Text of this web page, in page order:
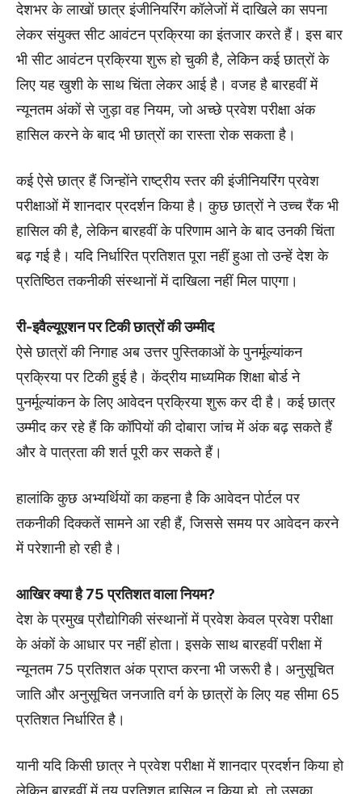
देशभर के लाखों छात्र इंजीनियरिंग कॉलेजों में दाखिले का सपना
लेकर संयुक्त सीट आवंटन प्रक्रिया का इंतजार करते हैं। इस बार
भी सीट आवंटन प्रक्रिया शुरू हो चुकी है, लेकिन कई छात्रों के
लिए यह खुशी के साथ चिंता लेकर आई है। वजह है बारहवीं में
न्यूनतम अंकों से जुड़ा वह नियम, जो अच्छे प्रवेश परीक्षा अंक
हासिल करने के बाद भी छात्रों का रास्ता रोक सकता है।
कई ऐसे छात्र हैं जिन्होंने राष्ट्रीय स्तर की इंजीनियरिंग प्रवेश
परीक्षाओं में शानदार प्रदर्शन किया है। कुछ छात्रों ने उच्च रैंक भी
हासिल की है, लेकिन बारहवीं के परिणाम आने के बाद उनकी चिंता
बढ़ गई है। यदि निर्धारित प्रतिशत पूरा नहीं हुआ तो उन्हें देश के
प्रतिष्ठित तकनीकी संस्थानों में दाखिला नहीं मिल पाएगा।
री-इवैल्यूएशन पर टिकी छात्रों की उम्मीद
ऐसे छात्रों की निगाह अब उत्तर पुस्तिकाओं के पुनर्मूल्यांकन
प्रक्रिया पर टिकी हुई है। केंद्रीय माध्यमिक शिक्षा बोर्ड ने
पुनर्मूल्यांकन के लिए आवेदन प्रक्रिया शुरू कर दी है। कई छात्र
उम्मीद कर रहे हैं कि कॉपियों की दोबारा जांच में अंक बढ़ सकते हैं
और वे पात्रता की शर्त पूरी कर सकते हैं।
हालांकि कुछ अभ्यर्थियों का कहना है कि आवेदन पोर्टल पर
तकनीकी दिक्कतें सामने आ रही हैं, जिससे समय पर आवेदन करने
में परेशानी हो रही है।
आखिर क्या है 75 प्रतिशत वाला नियम?
देश के प्रमुख प्रौद्योगिकी संस्थानों में प्रवेश केवल प्रवेश परीक्षा
के अंकों के आधार पर नहीं होता। इसके साथ बारहवीं परीक्षा में
न्यूनतम 75 प्रतिशत अंक प्राप्त करना भी जरूरी है। अनुसूचित
जाति और अनुसूचित जनजाति वर्ग के छात्रों के लिए यह सीमा 65
प्रतिशत निर्धारित है।
यानी यदि किसी छात्र ने प्रवेश परीक्षा में शानदार प्रदर्शन किया हो
लेकिन बारहवीं में तय प्रतिशत हासिल न किया हो, तो उसका